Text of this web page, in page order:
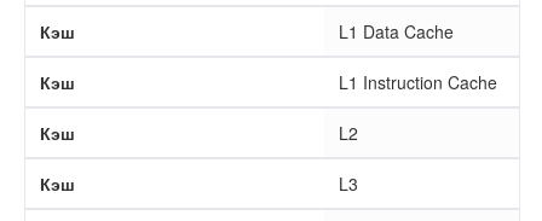
Кэш L1 Data Cache
Кэш L1 Instruction Cache
Кэш L2
Кэш L3